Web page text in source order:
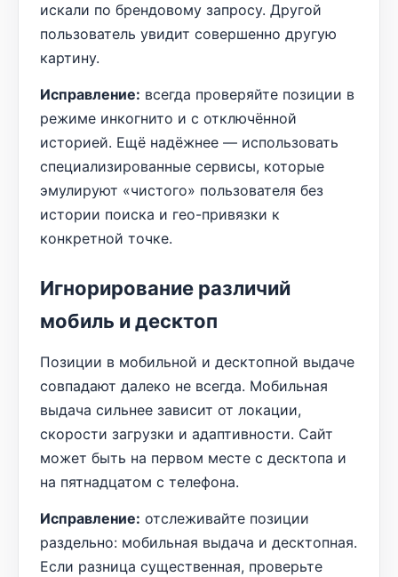
искали по брендовому запросу. Другой
пользователь увидит совершенно другую
картину.
Исправление: всегда проверяйте позиции в
режиме инкогнито и с отключённой
историей. Ещё надёжнее — использовать
специализированные сервисы, которые
эмулируют «чистого» пользователя без
истории поиска и гео-привязки к
конкретной точке.
Игнорирование различий
мобиль и десктоп
Позиции в мобильной и десктопной выдаче
совпадают далеко не всегда. Мобильная
выдача сильнее зависит от локации,
скорости загрузки и адаптивности. Сайт
может быть на первом месте с десктопа и
на пятнадцатом с телефона.
Исправление: отслеживайте позиции
раздельно: мобильная выдача и десктопная.
Если разница существенная, проверьте